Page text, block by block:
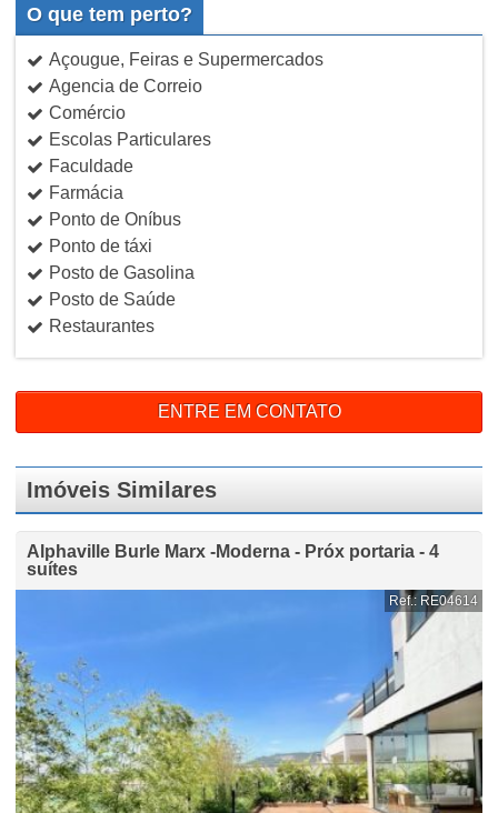
O que tem perto?
Açougue, Feiras e Supermercados
Agencia de Correio
Comércio
Escolas Particulares
Faculdade
Farmácia
Ponto de Oníbus
Ponto de táxi
Posto de Gasolina
Posto de Saúde
Restaurantes
ENTRE EM CONTATO
Imóveis Similares
Alphaville Burle Marx -Moderna - Próx portaria - 4
suítes
Ref.: RE04614